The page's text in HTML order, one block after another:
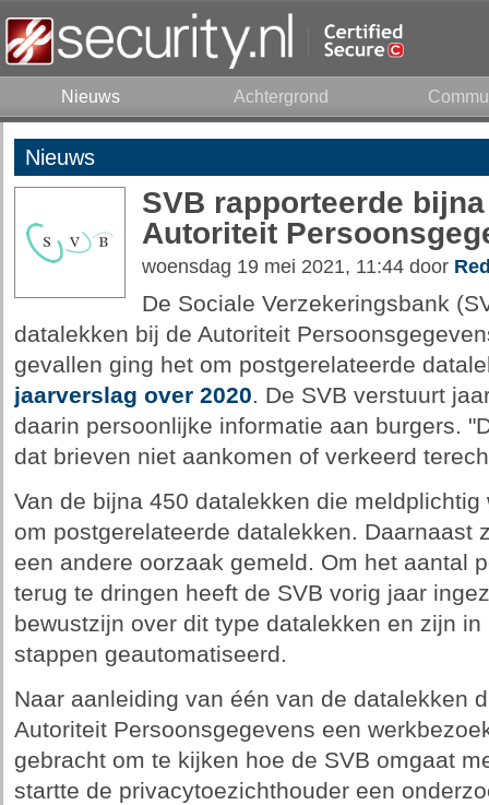
Nieuws Achtergrond
Nieuws
SVB rapporteerde
Autoriteit
woensdag 19 mei 2021, 11:44 door
De Sociale Verzekeringsbank
datalekken bij de Autoriteit
gevallen ging het om postgerelateerde
jaarverslag over 2020. De SVB verstuurt
daarin persoonlijke informatie aan burgers.
dat brieven niet aankomen of verkeerd
Van de bijna 450 datalekken die
om postgerelateerde datalekken. Daarnaast
een andere oorzaak gemeld. Om het aantal
terug te dringen heeft de SVB vorig jaar
bewustzijn over dit type datalekken en zijn
stappen geautomatiseerd.
Naar aanleiding van één van de datalekken
Autoriteit Persoonsgegevens een
gebracht om te kijken hoe de SVB omgaat
startte de privacytoezichthouder een